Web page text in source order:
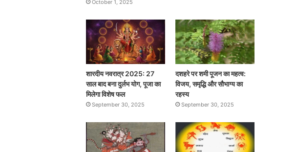
October 1, 2025
शारदीय नवरात्र 2025: 27
साल बाद बना दुर्लभ योग, पूजा का
मिलेगा विशेष फल
September 30, 2025
दशहरे पर शमी पूजन का महत्व:
विजय, समृद्धि और सौभाग्य का
रहस्य
September 30, 2025